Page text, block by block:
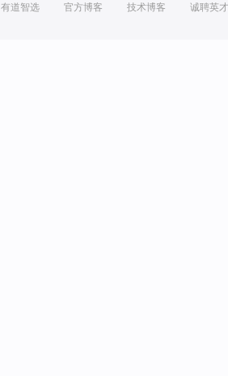
有道智选 官方博客 技术博客 诚聘英才